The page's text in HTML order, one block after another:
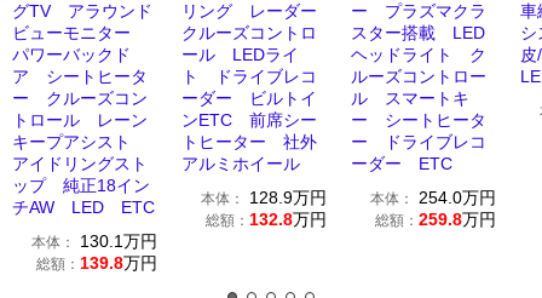
グTV アラウンド
ビューモニター
パワーバックド
ア シートヒータ
ー クルーズコン
トロール レーン
キープアシスト
アイドリングスト
ップ 純正18イン
チAW LED ETC
本体： 130.1万円
総額： 139.8万円
リング レーダー
クルーズコントロ
ール LEDライ
ト ドライブレコ
ーダー ビルトイ
ンETC 前席シー
トヒーター 社外
アルミホイール
本体： 128.9万円
総額： 132.8万円
ー プラズマクラ
スター搭載 LED
ヘッドライト ク
ルーズコントロー
ル スマートキ
ー シートヒータ
ー ドライブレコ
ーダー ETC
本体： 254.0万円
総額： 259.8万円
車
シ